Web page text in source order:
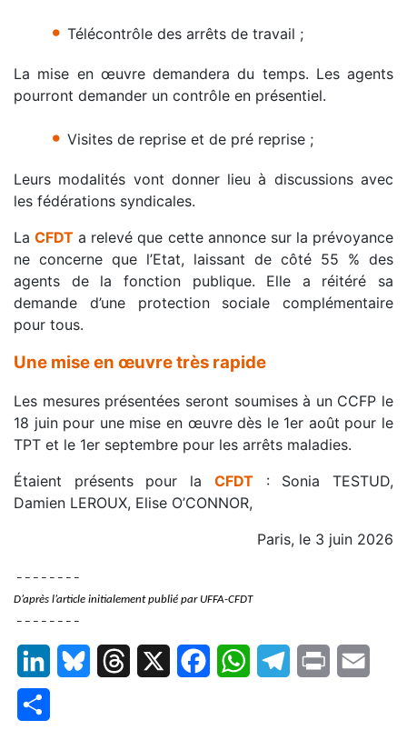
• Télécontrôle des arrêts de travail ;
La mise en œuvre demandera du temps. Les agents
pourront demander un contrôle en présentiel.
• Visites de reprise et de pré reprise ;
Leurs modalités vont donner lieu à discussions avec
les fédérations syndicales.
LaCFDT a relevé que cette annonce sur la prévoyance
ne concerne que l’Etat, laissant de côté 55 % des
agents de la fonction publique. Elle a réitéré sa
demande d’une protection sociale complémentaire
pour tous.
Une mise en œuvre très rapide
Les mesures présentées seront soumises à un CCFP le
18 juin pour une mise en œuvre dès le 1er août pour le
TPT et le 1er septembre pour les arrêts maladies.
Étaient présents pour la CFDT
: Sonia TESTUD,
Damien LEROUX, Elise O’CONNOR,
Paris, le 3 juin 2026
– – – – – – – –
D’après l’article initialement publié par UFFA-CFDT
– – – – – – – –
LinkedInBluesky Threads FacebookWhatsAppTelegram
Print